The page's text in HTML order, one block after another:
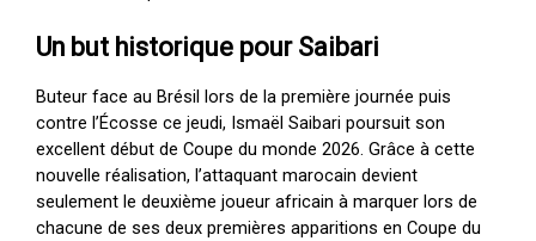
Un but historique pour Saibari
Buteur face au Brésil lors de la première journée puis
contre l’Écosse ce jeudi, Ismaël Saibari poursuit son
excellent début de Coupe du monde 2026. Grâce à cette
nouvelle réalisation, l’attaquant marocain devient
seulement le deuxième joueur africain à marquer lors de
chacune de ses deux premières apparitions en Coupe du